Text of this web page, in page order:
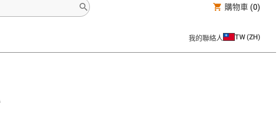
購物車 (0)
我的聯絡人 TW (ZH)